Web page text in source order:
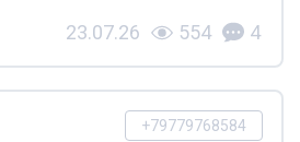
23.07.26 554 4
+79779768584